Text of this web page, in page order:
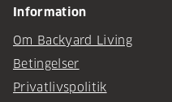
Information
Om Backyard Living
Betingelser
Privatlivspolitik